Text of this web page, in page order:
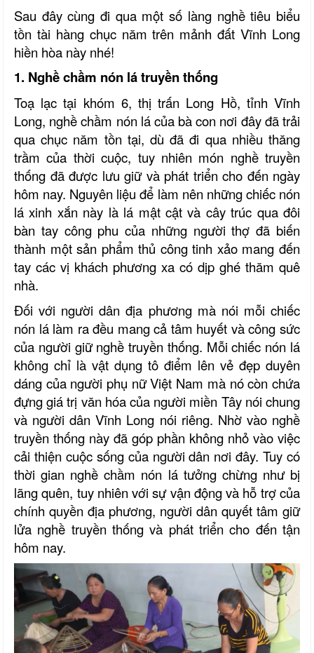
Sau đây cùng đi qua một số làng nghề tiêu biểu
tồn tài hàng chục năm trên mảnh đất Vĩnh Long
hiền hòa này nhé!
1. Nghề chầm nón lá truyền thống
Toạ lạc tại khóm 6, thị trấn Long Hồ, tỉnh Vĩnh
Long, nghề chầm nón lá của bà con nơi đây đã trải
qua chục năm tồn tại, dù đã đi qua nhiều thăng
trầm của thời cuộc, tuy nhiên món nghề truyền
thống đã được lưu giữ và phát triển cho đến ngày
hôm nay. Nguyên liệu để làm nên những chiếc nón
lá xinh xắn này là lá mật cật và cây trúc qua đôi
bàn tay công phu của những người thợ đã biến
thành một sản phẩm thủ công tinh xảo mang đến
tay các vị khách phương xa có dịp ghé thăm quê
nhà.
Đối với người dân địa phương mà nói mỗi chiếc
nón lá làm ra đều mang cả tâm huyết và công sức
của người giữ nghề truyền thống. Mỗi chiếc nón lá
không chỉ là vật dụng tô điểm lên vẻ đẹp duyên
dáng của người phụ nữ Việt Nam mà nó còn chứa
đựng giá trị văn hóa của người miền Tây nói chung
và người dân Vĩnh Long nói riêng. Nhờ vào nghề
truyền thống này đã góp phần không nhỏ vào việc
cải thiện cuộc sống của người dân nơi đây. Tuy có
thời gian nghề chầm nón lá tưởng chừng như bị
lãng quên, tuy nhiên với sự vận động và hỗ trợ của
chính quyền địa phương, người dân quyết tâm giữ
lửa nghề truyền thống và phát triển cho đến tận
hôm nay.